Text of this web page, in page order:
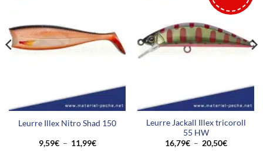
Leurre Illex Nitro Shad 150
9,59€ – 11,99€Plage
Leurre Jackall Illex tricoroll
55 HW
16,79€ – 20,50€Plage